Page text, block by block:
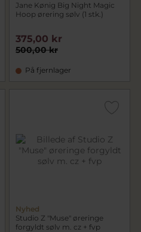
Jane Kønig Big Night Magic
Hoop ørering sølv (1 stk.)
500,00 kr
375,00 kr
På fjernlager
Nyhed
Studio Z "Muse" øreringe
forgyldt sølv m. cz + fvp